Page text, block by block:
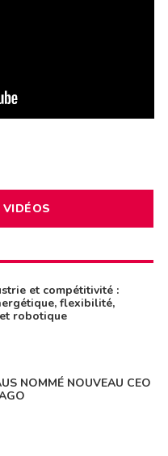
et compétitivité :
flexibilité,
robotique
NOMMÉ NOUVEAU CEO